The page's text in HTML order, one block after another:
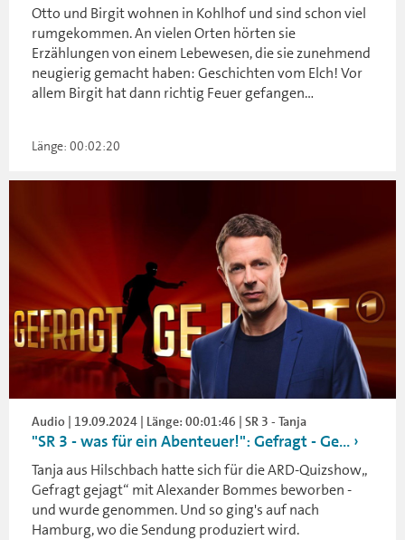
Otto und Birgit wohnen in Kohlhof und sind schon viel
rumgekommen. An vielen Orten hörten sie
Erzählungen von einem Lebewesen, die sie zunehmend
neugierig gemacht haben: Geschichten vom Elch! Vor
allem Birgit hat dann richtig Feuer gefangen…
Länge: 00:02:20
Audio | 19.09.2024 | Länge: 00:01:46 | SR 3 - Tanja
"SR 3 - was für ein Abenteuer!": Gefragt - Ge...
Tanja aus Hilschbach hatte sich für die ARD-Quizshow„
Gefragt gejagt“ mit Alexander Bommes beworben -
und wurde genommen. Und so ging's auf nach
Hamburg, wo die Sendung produziert wird.